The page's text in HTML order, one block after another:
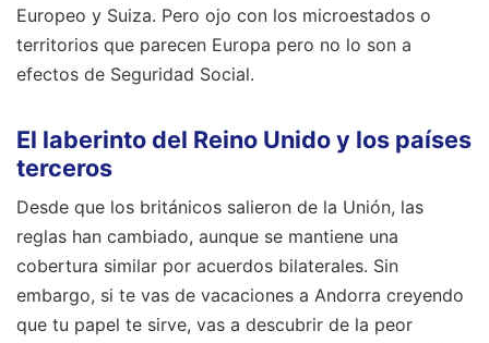
Europeo y Suiza. Pero ojo con los microestados o
territorios que parecen Europa pero no lo son a
efectos de Seguridad Social.
El laberinto del Reino Unido y los países
terceros
Desde que los británicos salieron de la Unión, las
reglas han cambiado, aunque se mantiene una
cobertura similar por acuerdos bilaterales. Sin
embargo, si te vas de vacaciones a Andorra creyendo
que tu papel te sirve, vas a descubrir de la peor